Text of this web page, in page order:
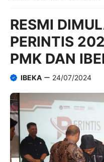
RESMI
PERINTIS
PMK DAN
IBEKA 24/07/2024